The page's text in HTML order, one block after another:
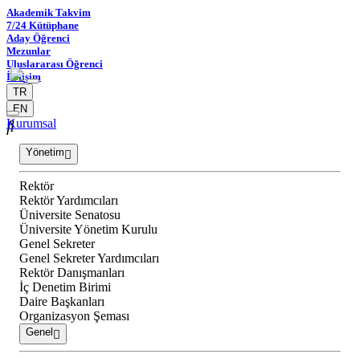
Akademik Takvim
7/24 Kütüphane
Aday Öğrenci
Mezunlar
Uluslararası Öğrenci
İletişim
TR
EN
Kurumsal
Yönetim
Rektör
Rektör Yardımcıları
Üniversite Senatosu
Üniversite Yönetim Kurulu
Genel Sekreter
Genel Sekreter Yardımcıları
Rektör Danışmanları
İç Denetim Birimi
Daire Başkanları
Organizasyon Şeması
Genel